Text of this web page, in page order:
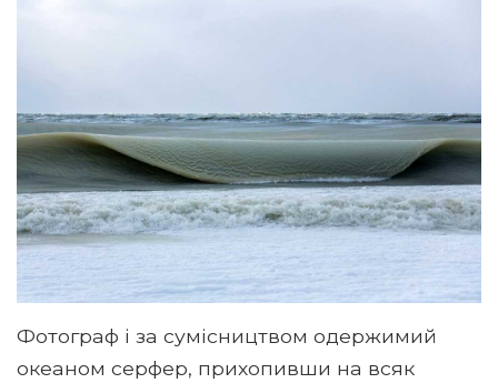
Фотограф і за сумісництвом одержимий
океаном серфер, прихопивши на всяк